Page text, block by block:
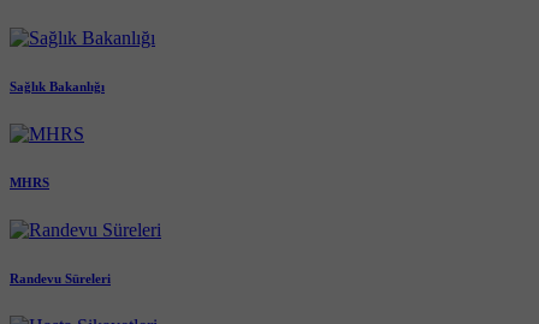
Sağlık Bakanlığı
MHRS
Randevu Süreleri